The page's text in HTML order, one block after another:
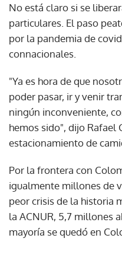
No está claro si se
particulares. El paso
por la pandemia de
connacionales.
"Ya es hora de que
poder pasar, ir y venir
ningún inconveniente,
hemos sido", dijo Rafael
estacionamiento de
Por la frontera con
igualmente millones de
peor crisis de la historia
la ACNUR, 5,7 millones
mayoría se quedó en